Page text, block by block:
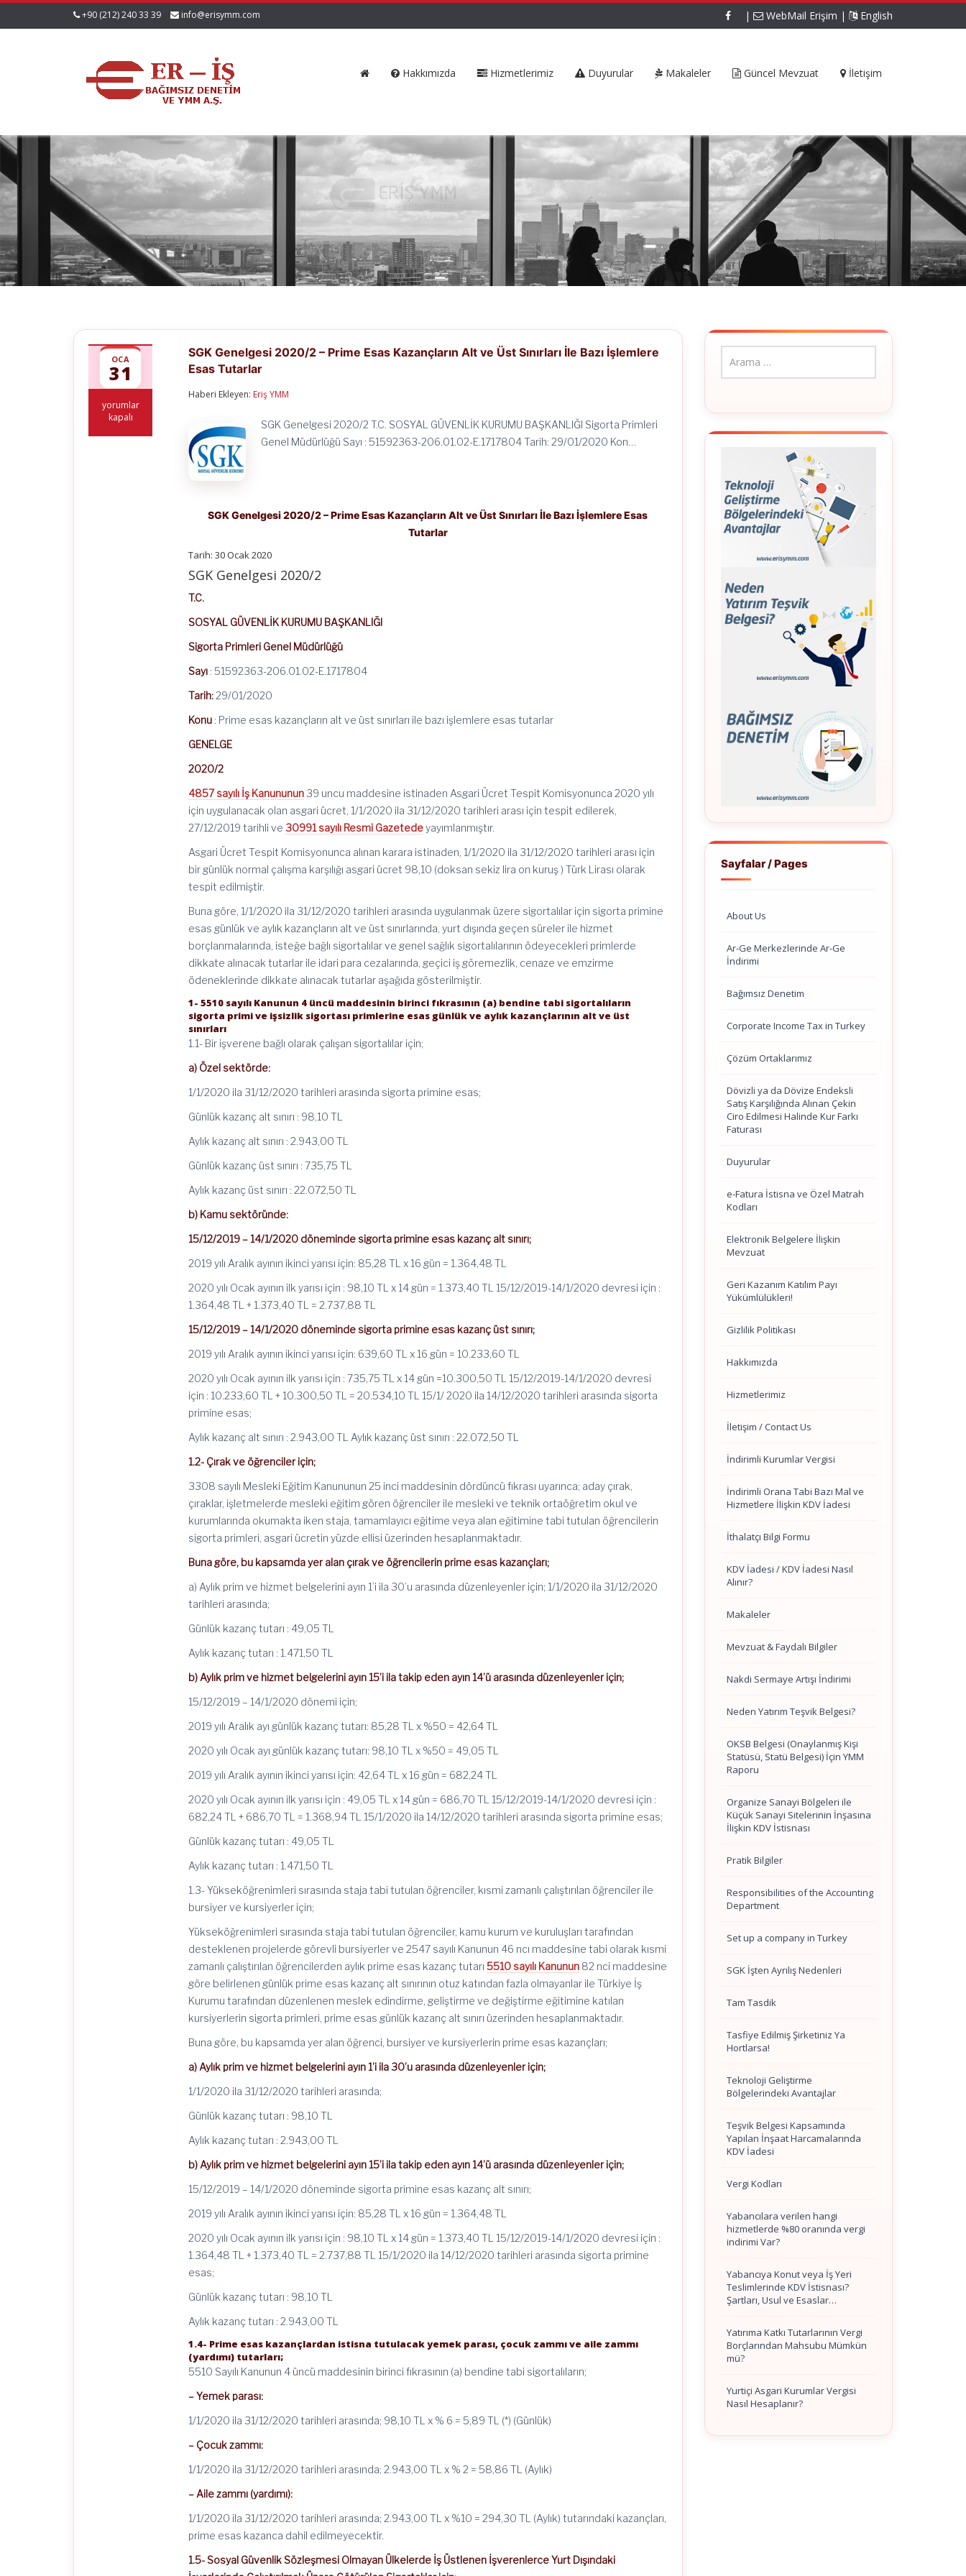
+90 (212) 240 33 39 info@erisymm.com | WebMail Erişim | English
Hakkımızda Hizmetlerimiz Duyurular Makaleler Güncel Mevzuat İletişim
OCA
31
SGK
Genelgesi
yorumlar
kapalı
SGK Genelgesi 2020/2 – Prime Esas Kazançların Alt ve Üst Sınırları İle Bazı İşlemlere
Esas Tutarlar
Haberi Ekleyen: Eriş YMM
SGK Genelgesi 2020/2 T.C. SOSYAL GÜVENLİK KURUMU BAŞKANLIĞI Sigorta Primleri
Genel Müdürlüğü Sayı : 51592363-206.01.02-E.1717804 Tarih: 29/01/2020 Kon…
SGK Genelgesi 2020/2 – Prime Esas Kazançların Alt ve Üst Sınırları İle Bazı İşlemlere Esas
Tutarlar
Tarih: 30 Ocak 2020
SGK Genelgesi 2020/2
T.C.
SOSYAL GÜVENLİK KURUMU BAŞKANLIĞI
Sigorta Primleri Genel Müdürlüğü
Sayı : 51592363-206.01.02-E.1717804
Tarih:29/01/2020
Konu : Prime esas kazançların alt ve üst sınırları ile bazı işlemlere esas tutarlar
GENELGE
2020/2
4857 sayılı İş Kanununun 39 uncu maddesine istinaden Asgari Ücret Tespit Komisyonunca 2020 yılı
için uygulanacak olan asgari ücret, 1/1/2020 ila 31/12/2020 tarihleri arası için tespit edilerek,
27/12/2019 tarihli ve30991 sayılı Resmi Gazetedeyayımlanmıştır.
Asgari Ücret Tespit Komisyonunca alınan karara istinaden, 1/1/2020 ila 31/12/2020 tarihleri arası için
bir günlük normal çalışma karşılığı asgari ücret 98,10 (doksan sekiz lira on kuruş ) Türk Lirası olarak
tespit edilmiştir.
Buna göre, 1/1/2020 ila 31/12/2020 tarihleri arasında uygulanmak üzere sigortalılar için sigorta primine
esas günlük ve aylık kazançların alt ve üst sınırlarında, yurt dışında geçen süreler ile hizmet
borçlanmalarında, isteğe bağlı sigortalılar ve genel sağlık sigortalılarının ödeyecekleri primlerde
dikkate alınacak tutarlar ile idari para cezalarında, geçici iş göremezlik, cenaze ve emzirme
ödeneklerinde dikkate alınacak tutarlar aşağıda gösterilmiştir.
1- 5510 sayılı Kanunun 4 üncü maddesinin birinci fıkrasının (a) bendine tabi sigortalıların
sigorta primi ve işsizlik sigortası primlerine esas günlük ve aylık kazançlarının alt ve üst
sınırları
1.1- Bir işverene bağlı olarak çalışan sigortalılar için;
a) Özel sektörde:
1/1/2020 ila 31/12/2020 tarihleri arasında sigorta primine esas;
Günlük kazanç alt sınırı : 98,10 TL
Aylık kazanç alt sınırı : 2.943,00 TL
Günlük kazanç üst sınırı : 735,75 TL
Aylık kazanç üst sınırı : 22.072,50 TL
b) Kamu sektöründe:
15/12/2019 – 14/1/2020 döneminde sigorta primine esas kazanç alt sınırı;
2019 yılı Aralık ayının ikinci yarısı için: 85,28 TL x 16 gün = 1.364,48 TL
2020 yılı Ocak ayının ilk yarısı için : 98,10 TL x 14 gün = 1.373,40 TL 15/12/2019-14/1/2020 devresi için :
1.364,48 TL + 1.373,40 TL = 2.737,88 TL
15/12/2019 – 14/1/2020 döneminde sigorta primine esas kazanç üst sınırı;
2019 yılı Aralık ayının ikinci yarısı için: 639,60 TL x 16 gün = 10.233,60 TL
2020 yılı Ocak ayının ilk yarısı için : 735,75 TL x 14 gün =10.300,50 TL 15/12/2019-14/1/2020 devresi
için : 10.233,60 TL + 10.300,50 TL = 20.534,10 TL 15/1/ 2020 ila 14/12/2020 tarihleri arasında sigorta
primine esas;
Aylık kazanç alt sınırı : 2.943,00 TL Aylık kazanç üst sınırı : 22.072,50 TL
1.2- Çırak ve öğrenciler için;
3308 sayılı Mesleki Eğitim Kanununun 25 inci maddesinin dördüncü fıkrası uyarınca; aday çırak,
çıraklar, işletmelerde mesleki eğitim gören öğrenciler ile mesleki ve teknik ortaöğretim okul ve
kurumlarında okumakta iken staja, tamamlayıcı eğitime veya alan eğitimine tabi tutulan öğrencilerin
sigorta primleri, asgari ücretin yüzde ellisi üzerinden hesaplanmaktadır.
Buna göre, bu kapsamda yer alan çırak ve öğrencilerin prime esas kazançları;
a) Aylık prim ve hizmet belgelerini ayın 1’i ila 30’u arasında düzenleyenler için; 1/1/2020 ila 31/12/2020
tarihleri arasında;
Günlük kazanç tutarı : 49,05 TL
Aylık kazanç tutarı : 1.471,50 TL
b) Aylık prim ve hizmet belgelerini ayın 15’i ila takip eden ayın 14’ü arasında düzenleyenler için;
15/12/2019 – 14/1/2020 dönemi için;
2019 yılı Aralık ayı günlük kazanç tutarı: 85,28 TL x %50 = 42,64 TL
2020 yılı Ocak ayı günlük kazanç tutarı: 98,10 TL x %50 = 49,05 TL
2019 yılı Aralık ayının ikinci yarısı için: 42,64 TL x 16 gün = 682,24 TL
2020 yılı Ocak ayının ilk yarısı için : 49,05 TL x 14 gün = 686,70 TL 15/12/2019-14/1/2020 devresi için :
682,24 TL + 686,70 TL = 1.368,94 TL 15/1/2020 ila 14/12/2020 tarihleri arasında sigorta primine esas;
Günlük kazanç tutarı : 49,05 TL
Aylık kazanç tutarı : 1.471,50 TL
1.3- Yükseköğrenimleri sırasında staja tabi tutulan öğrenciler, kısmi zamanlı çalıştırılan öğrenciler ile
bursiyer ve kursiyerler için;
Yükseköğrenimleri sırasında staja tabi tutulan öğrenciler, kamu kurum ve kuruluşları tarafından
desteklenen projelerde görevli bursiyerler ve 2547 sayılı Kanunun 46 ncı maddesine tabi olarak kısmi
zamanlı çalıştırılan öğrencilerden aylık prime esas kazanç tutarı5510 sayılı Kanunun 82 nci maddesine
göre belirlenen günlük prime esas kazanç alt sınırının otuz katından fazla olmayanlar ile Türkiye İş
Kurumu tarafından düzenlenen meslek edindirme, geliştirme ve değiştirme eğitimine katılan
kursiyerlerin sigorta primleri, prime esas günlük kazanç alt sınırı üzerinden hesaplanmaktadır.
Buna göre, bu kapsamda yer alan öğrenci, bursiyer ve kursiyerlerin prime esas kazançları;
a) Aylık prim ve hizmet belgelerini ayın 1’i ila 30’u arasında düzenleyenler için;
1/1/2020 ila 31/12/2020 tarihleri arasında;
Günlük kazanç tutarı : 98,10 TL
Aylık kazanç tutarı : 2.943,00 TL
b) Aylık prim ve hizmet belgelerini ayın 15’i ila takip eden ayın 14’ü arasında düzenleyenler için;
15/12/2019 – 14/1/2020 döneminde sigorta primine esas kazanç alt sınırı;
2019 yılı Aralık ayının ikinci yarısı için: 85,28 TL x 16 gün = 1.364,48 TL
2020 yılı Ocak ayının ilk yarısı için : 98,10 TL x 14 gün = 1.373,40 TL 15/12/2019-14/1/2020 devresi için :
1.364,48 TL + 1.373,40 TL = 2.737,88 TL 15/1/2020 ila 14/12/2020 tarihleri arasında sigorta primine
esas;
Günlük kazanç tutarı : 98,10 TL
Aylık kazanç tutarı : 2.943,00 TL
1.4- Prime esas kazançlardan istisna tutulacak yemek parası, çocuk zammı ve aile zammı
(yardımı) tutarları;
5510 Sayılı Kanunun 4 üncü maddesinin birinci fıkrasının (a) bendine tabi sigortalıların;
– Yemek parası:
1/1/2020 ila 31/12/2020 tarihleri arasında; 98,10 TL x % 6 = 5,89 TL (*) (Günlük)
– Çocuk zammı:
1/1/2020 ila 31/12/2020 tarihleri arasında; 2.943,00 TL x % 2 = 58,86 TL (Aylık)
– Aile zammı (yardımı):
1/1/2020 ila 31/12/2020 tarihleri arasında; 2.943,00 TL x %10 = 294,30 TL (Aylık) tutarındaki kazançları,
prime esas kazanca dahil edilmeyecektir.
1.5- Sosyal Güvenlik Sözleşmesi Olmayan Ülkelerde İş Üstlenen İşverenlerce Yurt Dışındaki
Sayfalar / Pages
About Us
Ar-Ge Merkezlerinde Ar-Ge
İndirimi
Bağımsız Denetim
Corporate Income Tax in Turkey
Çözüm Ortaklarımız
Dövizli ya da Dövize Endeksli
Satış Karşılığında Alınan Çekin
Ciro Edilmesi Halinde Kur Farkı
Faturası
Duyurular
e-Fatura İstisna ve Özel Matrah
Kodları
Elektronik Belgelere İlişkin
Mevzuat
Geri Kazanım Katılım Payı
Yükümlülükleri!
Gizlilik Politikası
Hakkımızda
Hizmetlerimiz
İletişim / Contact Us
İndirimli Kurumlar Vergisi
İndirimli Orana Tabi Bazı Mal ve
Hizmetlere İlişkin KDV İadesi
İthalatçı Bilgi Formu
KDV İadesi / KDV İadesi Nasıl
Alınır?
Makaleler
Mevzuat & Faydalı Bilgiler
Nakdi Sermaye Artışı İndirimi
Neden Yatırım Teşvik Belgesi?
OKSB Belgesi (Onaylanmış Kişi
Statüsü, Statü Belgesi) İçin YMM
Raporu
Organize Sanayi Bölgeleri ile
Küçük Sanayi Sitelerinin İnşasına
İlişkin KDV İstisnası
Pratik Bilgiler
Responsibilities of the Accounting
Department
Set up a company in Turkey
SGK İşten Ayrılış Nedenleri
Tam Tasdik
Tasfiye Edilmiş Şirketiniz Ya
Hortlarsa!
Teknoloji Geliştirme
Bölgelerindeki Avantajlar
Teşvik Belgesi Kapsamında
Yapılan İnşaat Harcamalarında
KDV İadesi
Vergi Kodları
Yabancılara verilen hangi
hizmetlerde %80 oranında vergi
indirimi Var?
Yabancıya Konut veya İş Yeri
Teslimlerinde KDV İstisnası?
Şartları, Usul ve Esaslar…
Yatırıma Katkı Tutarlarının Vergi
Borçlarından Mahsubu Mümkün
mü?
Yurtiçi Asgari Kurumlar Vergisi
Nasıl Hesaplanır?